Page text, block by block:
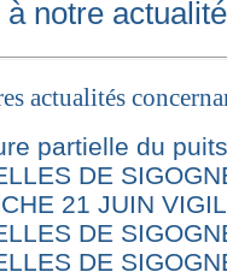
à notre actualité
actualités
partielle du
DE
21 JUIN
DE
DE